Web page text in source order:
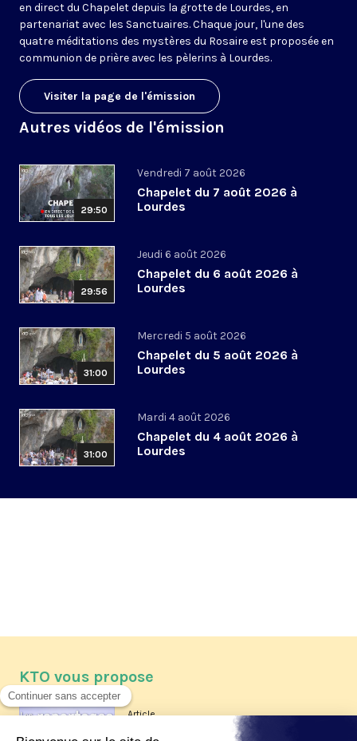
en direct du Chapelet depuis la grotte de Lourdes, en
partenariat avec les Sanctuaires. Chaque jour, l'une des
quatre méditations des mystères du Rosaire est proposée en
communion de prière avec les pèlerins à Lourdes.
Visiter la page de l'émission
Autres vidéos de l'émission
29:50
Vendredi 7 août 2026
Chapelet du 7 août 2026 à
Lourdes
29:56
Jeudi 6 août 2026
Chapelet du 6 août 2026 à
Lourdes
31:00
Mercredi 5 août 2026
Chapelet du 5 août 2026 à
Lourdes
31:00
Mardi 4 août 2026
Chapelet du 4 août 2026 à
Lourdes
KTO vous propose
Article
Les reportages d'été 2026 de KTO